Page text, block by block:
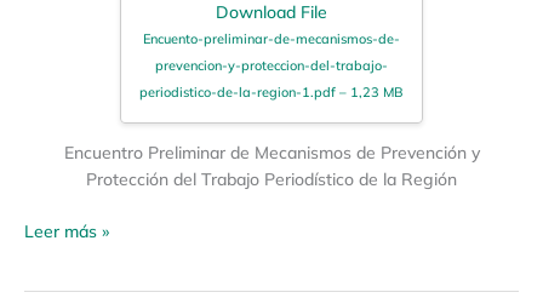
Download File
Encuento-preliminar-de-mecanismos-de-
prevencion-y-proteccion-del-trabajo-
periodistico-de-la-region-1.pdf – 1,23 MB
Encuentro Preliminar de Mecanismos de Prevención y
Protección del Trabajo Periodístico de la Región
Leer más »